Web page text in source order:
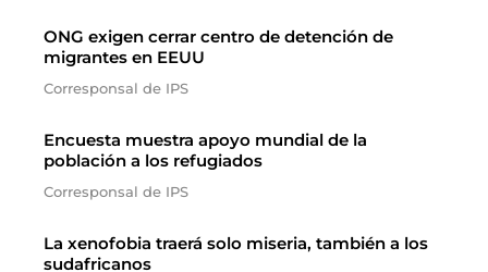
ONG exigen cerrar centro de detención de
migrantes en EEUU
Corresponsal de IPS
Encuesta muestra apoyo mundial de la
población a los refugiados
Corresponsal de IPS
La xenofobia traerá solo miseria, también a los
sudafricanos